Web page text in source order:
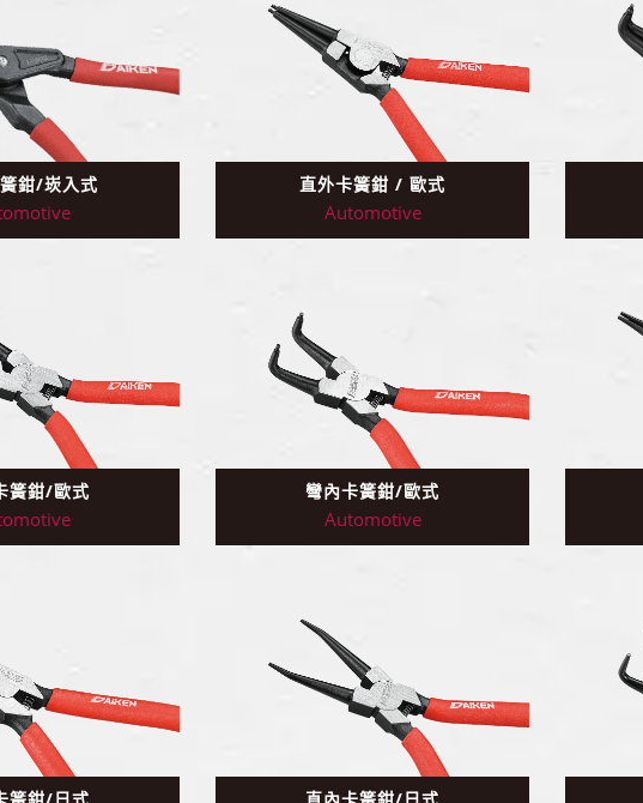
鉗/崁入式 直外卡簧鉗 / 歐式
Automotive
簧鉗/歐式 彎內卡簧鉗/歐式
Automotive
簧鉗/日式 直內卡簧鉗/日式